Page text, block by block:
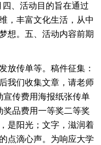
、活动目的旨在通过
，丰富文化生活，从中
想。五、活动内容前期
放传单等。稿件征集：
我们收集文章，请老师
宣传费用海报纸张传单
品费用一等奖二等奖
是阳光；文字，滋润着
点滴心声。为响应大学